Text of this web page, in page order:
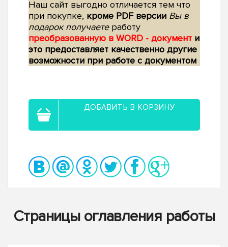
Наш сайт выгодно отличается тем что
при покупке, кроме PDF версии Вы в
подарок получаетеработу
преобразованную в WORD - документ и
это предоставляет качественно другие
возможности при работе с документом
ДОБАВИТЬ В КОРЗИНУ
Страницы оглавления работы